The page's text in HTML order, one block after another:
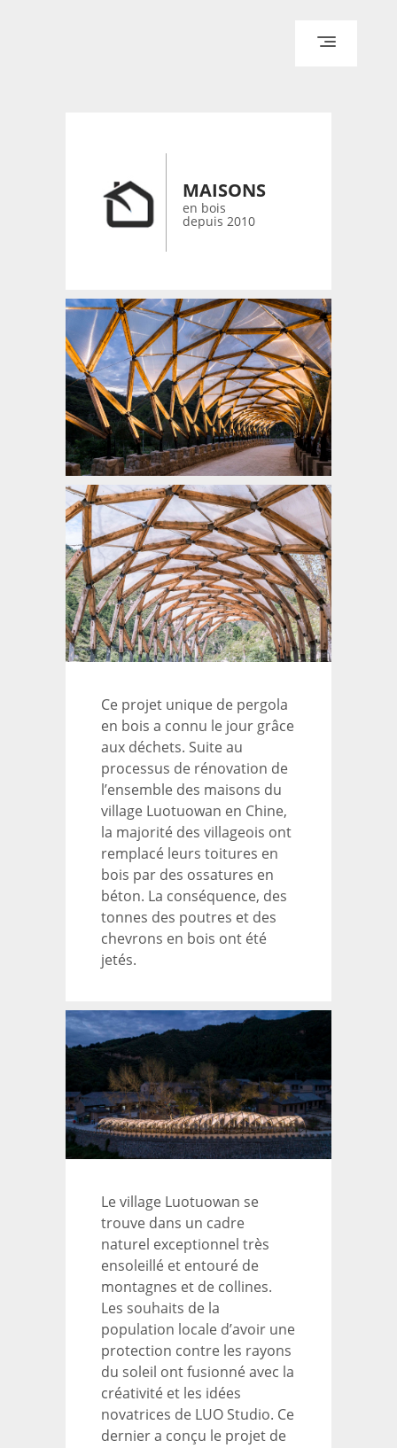
RÉALISATIONS ARCHPOINT
MAISONS
en bois
depuis 2010
Ce projet unique de pergola
en bois a connu le jour grâce
aux déchets. Suite au
processus de rénovation de
l’ensemble des maisons du
village Luotuowan en Chine,
la majorité des villageois ont
remplacé leurs toitures en
bois par des ossatures en
béton. La conséquence, des
tonnes des poutres et des
chevrons en bois ont été
jetés.
Le village Luotuowan se
trouve dans un cadre
naturel exceptionnel très
ensoleillé et entouré de
montagnes et de collines.
Les souhaits de la
population locale d’avoir une
protection contre les rayons
du soleil ont fusionné avec la
créativité et les idées
novatrices de LUO Studio. Ce
dernier a conçu le projet de